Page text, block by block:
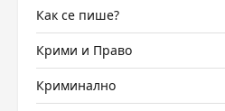
Как се пише?
Крими и Право
Криминално